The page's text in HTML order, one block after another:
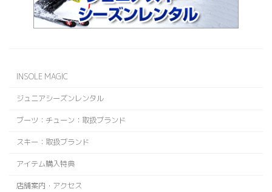
INSOLE MAGIC
ジュニアシーズンレンタル
ブーツ：チューン：取扱ブランド
スキー：取扱ブランド
アイテム購入特典
店舗案内・アクセス